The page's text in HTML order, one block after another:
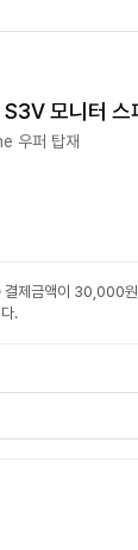
모니터 스
우퍼 탑재
결제금액이 30,000
.